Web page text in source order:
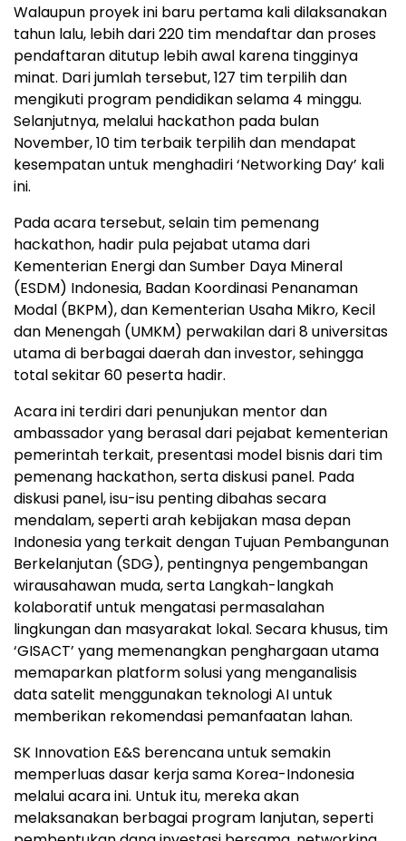
Walaupun proyek ini baru pertama kali dilaksanakan
tahun lalu, lebih dari 220 tim mendaftar dan proses
pendaftaran ditutup lebih awal karena tingginya
minat. Dari jumlah tersebut, 127 tim terpilih dan
mengikuti program pendidikan selama 4 minggu.
Selanjutnya, melalui hackathon pada bulan
November, 10 tim terbaik terpilih dan mendapat
kesempatan untuk menghadiri ‘Networking Day’ kali
ini.
Pada acara tersebut, selain tim pemenang
hackathon, hadir pula pejabat utama dari
Kementerian Energi dan Sumber Daya Mineral
(ESDM) Indonesia, Badan Koordinasi Penanaman
Modal (BKPM), dan Kementerian Usaha Mikro, Kecil
dan Menengah (UMKM) perwakilan dari 8 universitas
utama di berbagai daerah dan investor, sehingga
total sekitar60 peserta hadir.
Acara ini terdiri dari penunjukan mentor dan
ambassador yang berasal dari pejabat kementerian
pemerintah terkait, presentasi model bisnis dari tim
pemenang hackathon, serta diskusi panel. Pada
diskusi panel, isu-isu penting dibahas secara
mendalam, seperti arah kebijakan masa depan
Indonesia yang terkait dengan Tujuan Pembangunan
Berkelanjutan (SDG), pentingnya pengembangan
wirausahawan muda, serta Langkah-langkah
kolaboratif untuk mengatasi permasalahan
lingkungan dan masyarakat lokal. Secara khusus, tim
‘GISACT’ yang memenangkan penghargaan utama
memaparkan platform solusi yang menganalisis
data satelit menggunakan teknologi AI untuk
memberikan rekomendasi pemanfaatan lahan.
SK Innovation E&S berencana untuk semakin
memperluas dasar kerja sama Korea-Indonesia
melalui acara ini. Untuk itu, mereka akan
melaksanakan berbagai program lanjutan, seperti